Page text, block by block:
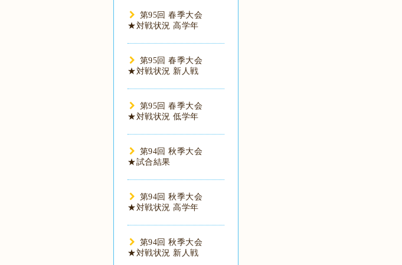
第95回 春季大会
★対戦状況 高学年
第95回 春季大会
★対戦状況 新人戦
第95回 春季大会
★対戦状況 低学年
第94回 秋季大会
★試合結果
第94回 秋季大会
★対戦状況 高学年
第94回 秋季大会
★対戦状況 新人戦